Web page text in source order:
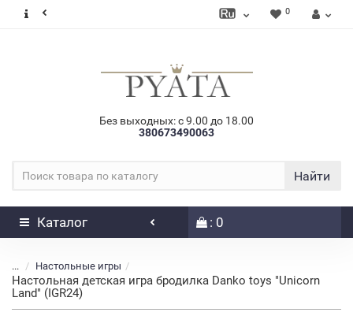
0
Без выходных: с 9.00 до 18.00
380673490063
Найти
Каталог : 0
... Настольные игры
Настольная детская игра бродилка Danko toys "Unicorn
Land" (IGR24)